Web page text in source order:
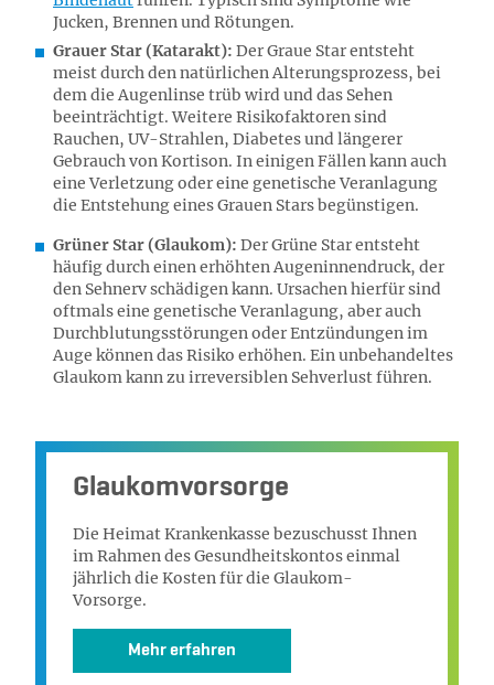
Jucken, Brennen und Rötungen.
Grauer Star (Katarakt): Der Graue Star entsteht
meist durch den natürlichen Alterungsprozess, bei
dem die Augenlinse trüb wird und das Sehen
beeinträchtigt. Weitere Risikofaktoren sind
Rauchen, UV-Strahlen, Diabetes und längerer
Gebrauch von Kortison. In einigen Fällen kann auch
eine Verletzung oder eine genetische Veranlagung
die Entstehung eines Grauen Stars begünstigen.
Grüner Star (Glaukom): Der Grüne Star entsteht
häufig durch einen erhöhten Augeninnendruck, der
den Sehnerv schädigen kann. Ursachen hierfür sind
oftmals eine genetische Veranlagung, aber auch
Durchblutungsstörungen oder Entzündungen im
Auge können das Risiko erhöhen. Ein unbehandeltes
Glaukom kann zu irreversiblen Sehverlust führen.
Glaukomvorsorge
Die Heimat Krankenkasse bezuschusst Ihnen
im Rahmen des Gesundheitskontos einmal
jährlich die Kosten für die Glaukom-
Vorsorge.
Mehr erfahren